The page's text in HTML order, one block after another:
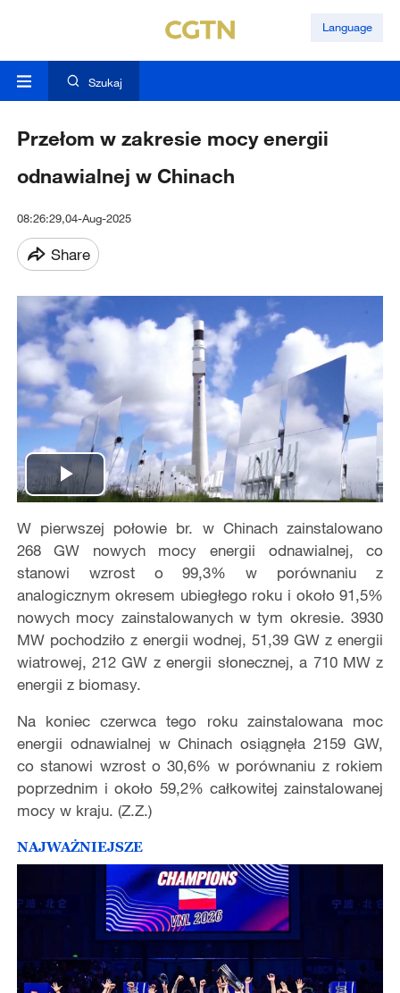
Language
Szukaj
Przełom w zakresie mocy energii
odnawialnej w Chinach
08:26:29,04-Aug-2025
Share
Play
Video
W pierwszej połowie br. w Chinach zainstalowano
268 GW nowych mocy energii odnawialnej, co
stanowi wzrost o 99,3% w porównaniu z
analogicznym okresem ubiegłego roku i około 91,5%
nowych mocy zainstalowanych w tym okresie. 3930
MW pochodziło z energii wodnej, 51,39 GW z energii
wiatrowej, 212 GW z energii słonecznej, a 710 MW z
energii z biomasy.
Na koniec czerwca tego roku zainstalowana moc
energii odnawialnej w Chinach osiągnęła 2159 GW,
co stanowi wzrost o 30,6% w porównaniu z rokiem
poprzednim i około 59,2% całkowitej zainstalowanej
mocy w kraju. (Z.Z.)
NAJWAŻNIEJSZE